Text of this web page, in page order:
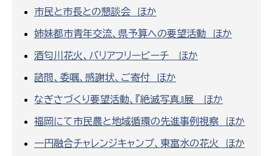
市民と市長との懇談会 ほか
姉妹都市青年交流、県予算への要望活動 ほか
酒匂川花火、バリアフリービーチ ほか
諮問、委嘱、感謝状、ご寄付 ほか
なぎさづくり要望活動、『絶滅写真』展 ほか
福岡にて市民農と地域循環の先進事例視察 ほか
一円融合チャレンジキャンプ、東富水の花火 ほか